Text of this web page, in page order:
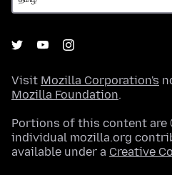
Visit Mozilla Corporation's
Mozilla Foundation.
Portions of this content are
individual mozilla.org
available under a Creative